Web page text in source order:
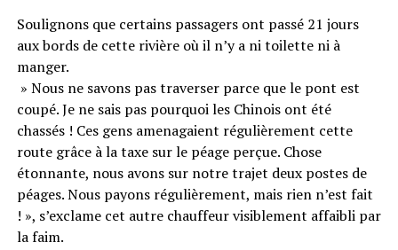
Soulignons que certains passagers ont passé 21 jours
aux bords de cette rivière où il n’y a ni toilette ni à
manger.
» Nous ne savons pas traverser parce que le pont est
coupé. Je ne sais pas pourquoi les Chinois ont été
chassés ! Ces gens amenagaient régulièrement cette
route grâce à la taxe sur le péage perçue. Chose
étonnante, nous avons sur notre trajet deux postes de
péages. Nous payons régulièrement, mais rien n’est fait
! », s’exclame cet autre chauffeur visiblement affaibli par
la faim.